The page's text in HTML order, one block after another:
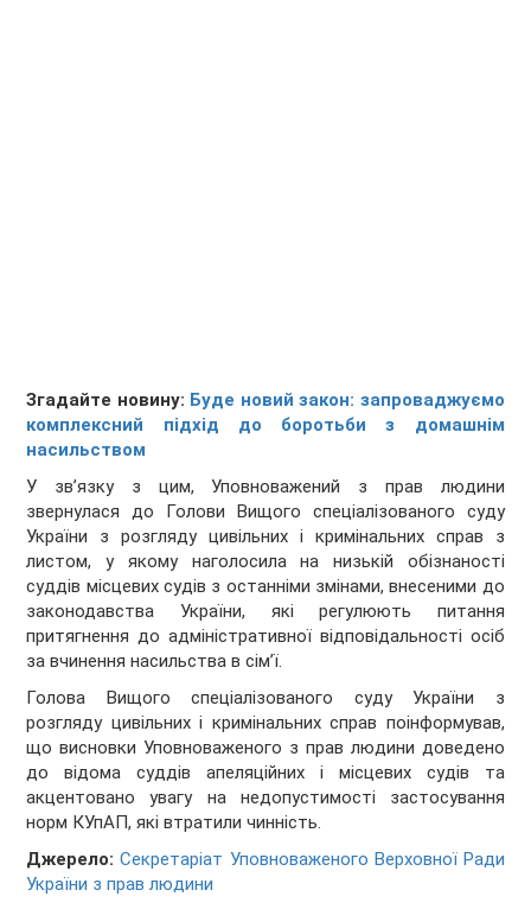
Згадайте новину: Буде новий закон: запроваджуємо
комплексний підхід до боротьби з домашнім
насильством
У зв’язку з цим, Уповноважений з прав людини
звернулася до Голови Вищого спеціалізованого суду
України з розгляду цивільних і кримінальних справ з
листом, у якому наголосила на низькій обізнаності
суддів місцевих судів з останніми змінами, внесеними до
законодавства України, які регулюють питання
притягнення до адміністративної відповідальності осіб
за вчинення насильства в сім’ї.
Голова Вищого спеціалізованого суду України з
розгляду цивільних і кримінальних справ поінформував,
що висновки Уповноваженого з прав людини доведено
до відома суддів апеляційних і місцевих судів та
акцентовано увагу на недопустимості застосування
норм КУпАП, які втратили чинність.
Джерело: Секретаріат Уповноваженого Верховної Ради
України з прав людини